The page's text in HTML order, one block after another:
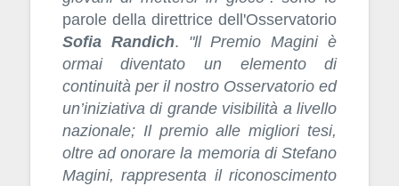
parole della direttrice dell'Osservatorio
Sofia Randich. "ll Premio Magini è
ormai diventato un elemento di
continuità per il nostro Osservatorio ed
un’iniziativa di grande visibilità a livello
nazionale; Il premio alle migliori tesi,
oltre ad onorare la memoria di Stefano
Magini, rappresenta il riconoscimento